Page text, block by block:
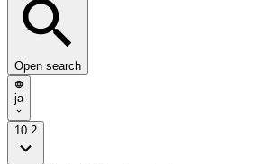
Open search
ja
10.2